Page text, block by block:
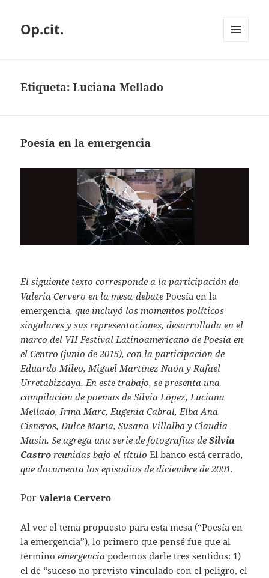
Op.cit.
Etiqueta:Luciana Mellado
Poesía en la emergencia
El siguiente texto corresponde a la participación de
Valeria Cervero en la mesa-debatePoesía en la
emergencia, que incluyó los momentos políticos
singulares y sus representaciones, desarrollada en el
marco del VII Festival Latinoamericano de Poesía en
el Centro (junio de 2015), con la participación de
Eduardo Mileo, Miguel Martínez Naón y Rafael
Urretabizcaya. En este trabajo, se presenta una
compilación de poemas de Silvia López, Luciana
Mellado, Irma Marc, Eugenia Cabral, Elba Ana
Cisneros, Dulce María, Susana Villalba y Claudia
Masin. Se agrega una serie de fotografías de Silvia
Castroreunidas bajo el títuloEl banco está cerrado,
que documenta los episodios de diciembre de 2001.
Por Valeria Cervero
Al ver el tema propuesto para esta mesa (“Poesía en
la emergencia”), lo primero que pensé fue que al
términoemergencia podemos darle tres sentidos: 1)
el de “suceso no previsto vinculado con el peligro, el